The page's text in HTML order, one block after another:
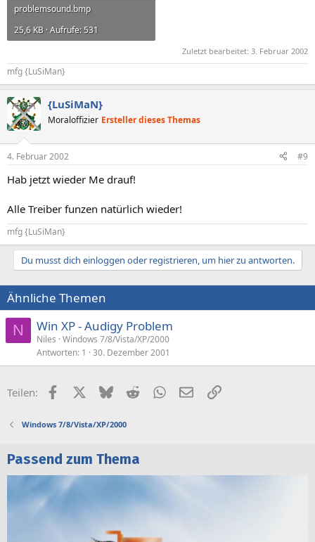
problemsound.bmp
25,6 KB · Aufrufe: 531
Zuletzt bearbeitet: 3. Februar 2002
mfg {LuSiMan}
{LuSiMaN}
Moraloffizier Ersteller dieses Themas
4. Februar 2002 #9
Hab jetzt wieder Me drauf!
Alle Treiber funzen natürlich wieder!
mfg {LuSiMan}
Du musst dich einloggen oder registrieren, um hier zu antworten.
Ähnliche Themen
N Win XP - Audigy Problem
Niles Windows 7/8/Vista/XP/2000
Antworten 1 30. Dezember 2001
Teilen: FacebookX (Twitter)
BlueskyRedditWhatsApp
E-MailLink
Windows 7/8/Vista/XP/2000
Passend zum Thema